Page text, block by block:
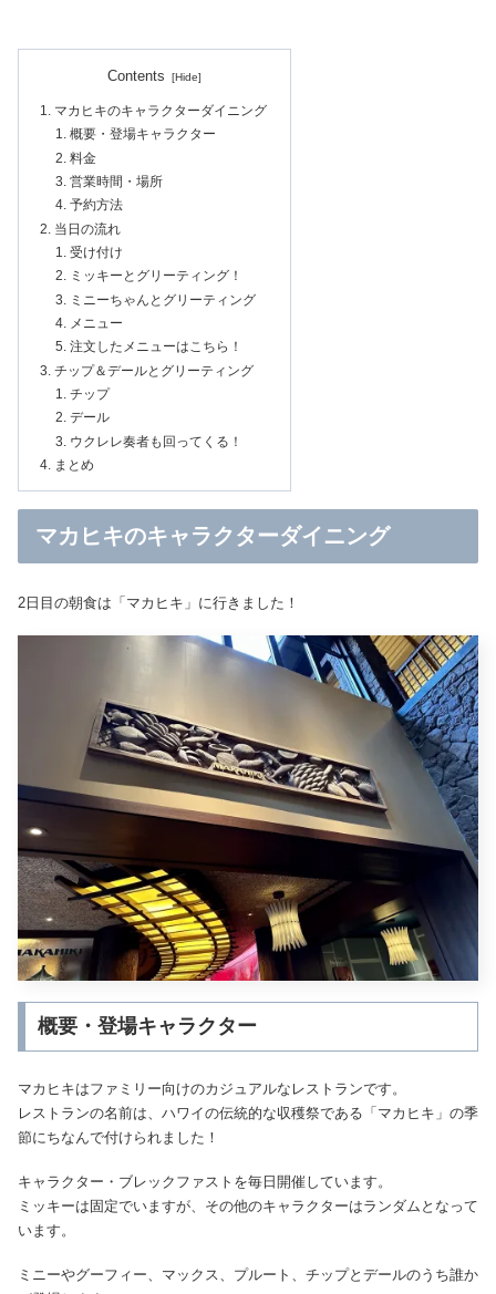
Contents
マカヒキのキャラクターダイニング
概要・登場キャラクター
料金
営業時間・場所
予約方法
当日の流れ
受け付け
ミッキーとグリーティング！
ミニーちゃんとグリーティング
メニュー
注文したメニューはこちら！
チップ＆デールとグリーティング
チップ
デール
ウクレレ奏者も回ってくる！
まとめ
マカヒキのキャラクターダイニング
2日目の朝食は「マカヒキ」に行きました！
概要・登場キャラクター
マカヒキはファミリー向けのカジュアルなレストランです。
レストランの名前は、ハワイの伝統的な収穫祭である「マカヒキ」の季
節にちなんで付けられました！
キャラクター・ブレックファストを毎日開催しています。
ミッキーは固定でいますが、その他のキャラクターはランダムとなって
います。
ミニーやグーフィー、マックス、プルート、チップとデールのうち誰か